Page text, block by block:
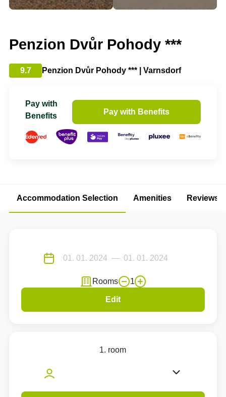
Penzion Dvůr Pohody ***
9.7 Penzion Dvůr Pohody *** | Varnsdorf
Pay with
Benefits
Pay with Benefits
Accommodation Selection Amenities Reviews
Rooms 1
Edit
1. room